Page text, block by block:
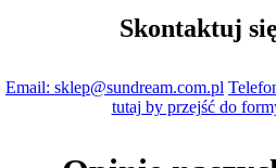
Skontaktuj
Email: sklep@sundream.com.pl
tutaj by przejść do